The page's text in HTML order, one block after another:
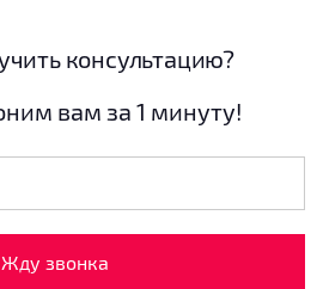
консультацию?
вам за 1 минуту!
Жду звонка